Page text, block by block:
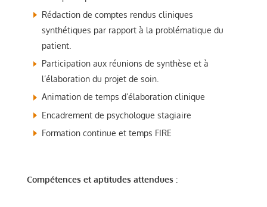
Rédaction de comptes rendus cliniques
synthétiques par rapport à la problématique du
patient.
Participation aux réunions de synthèse et à
l’élaboration du projet de soin.
Animation de temps d’élaboration clinique
Encadrement de psychologue stagiaire
Formation continue et temps FIRE
Compétences et aptitudes attendues :